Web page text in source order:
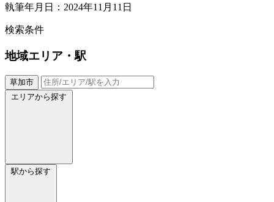
執筆年月日：2024年11月11日
検索条件
地域エリア・駅
草加市
エリアから探す
駅から探す